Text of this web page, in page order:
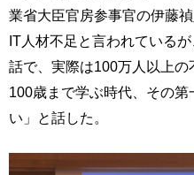
業省大臣官房参事官の伊藤
IT人材不足と言われている
話で、実際は100万人以上
100歳まで学ぶ時代、その
い」と話した。